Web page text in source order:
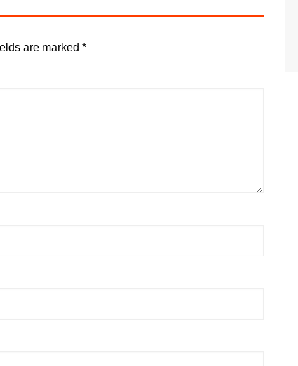
are marked *